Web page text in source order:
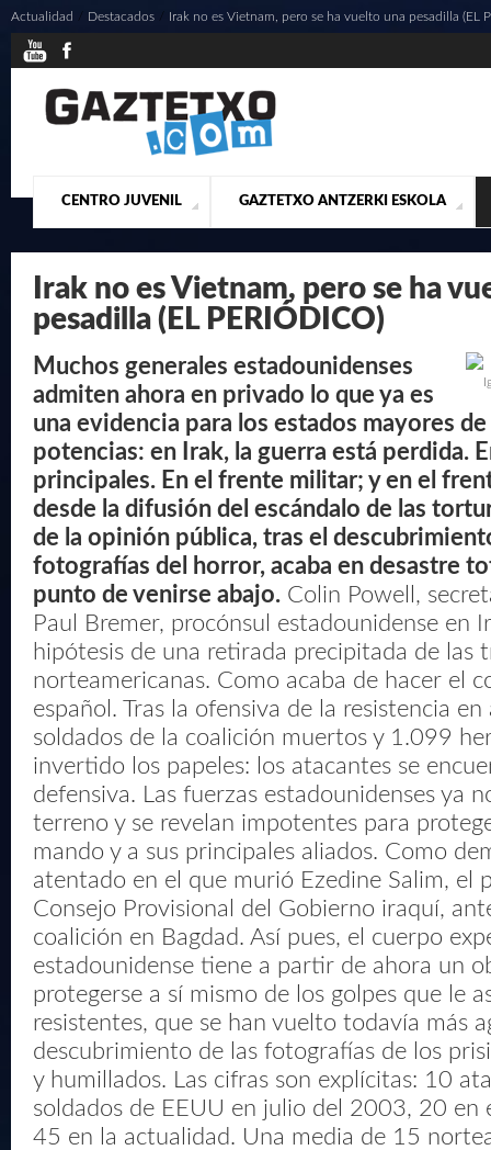
CENTRO JUVENIL
¿QUIENES SOMOS? ACTUALIDAD CONTACTO
GAZTETXO ANTZERKI ESKOLA
PRESENTACIÓN MUSICALES
Actualidad Destacados Irak no es Vietnam, pero se ha vuelto una pesadilla (EL
Irak no es Vietnam, pero se ha
pesadilla (EL PERIÓDICO)
Muchos generales estadounidenses
admiten ahora en privado lo que ya es
una evidencia para los estados mayores de
potencias: en Irak, la guerra está perdida.
principales. En el frente militar; y en el
desde la difusión del escándalo de las
de la opinión pública, tras el
fotografías del horror, acaba en desastre
punto de venirse abajo. Colin Powell,
Paul Bremer, procónsul estadounidense en
hipótesis de una retirada precipitada de las
norteamericanas. Como acaba de hacer el
español. Tras la ofensiva de la resistencia
soldados de la coalición muertos y 1.099
invertido los papeles: los atacantes se
defensiva. Las fuerzas estadounidenses ya
terreno y se revelan impotentes para
mando y a sus principales aliados. Como
atentado en el que murió Ezedine Salim, el
Consejo Provisional del Gobierno iraquí,
coalición en Bagdad. Así pues, el cuerpo
estadounidense tiene a partir de ahora un
protegerse a sí mismo de los golpes que le
resistentes, que se han vuelto todavía más
descubrimiento de las fotografías de los
y humillados. Las cifras son explícitas: 10
soldados de EEUU en julio del 2003, 20 en
45 en la actualidad. Una media de 15